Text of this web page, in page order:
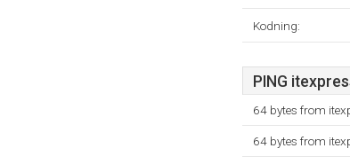
Kodning:
PING
64 bytes from
64 bytes from